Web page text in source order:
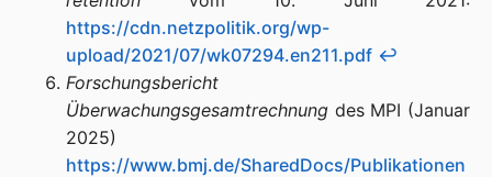
https://cdn.netzpolitik.org/wp-
upload/2021/07/wk07294.en211.pdf ↩︎
Forschungsbericht
Überwachungsgesamtrechnung des MPI (Januar
2025)
https://www.bmj.de/SharedDocs/Publikationen